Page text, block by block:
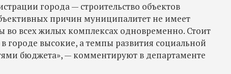
города— строительство объектов
причин муниципалитет не имеет
во всех жилых комплексах одновременно. Стоит
городе высокие, а темпы развития социальной
бюджета», — комментируют в департаменте